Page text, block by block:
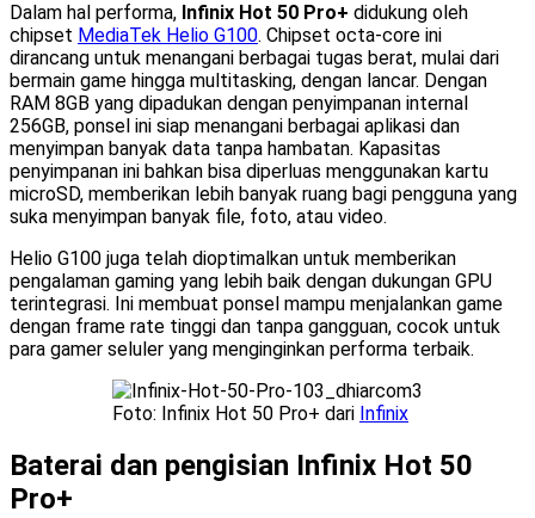
Dalam hal performa, Infinix Hot 50 Pro+ didukung oleh
chipset MediaTek Helio G100. Chipset octa-core ini
dirancang untuk menangani berbagai tugas berat, mulai dari
bermain game hingga multitasking, dengan lancar. Dengan
RAM 8GB yang dipadukan dengan penyimpanan internal
256GB, ponsel ini siap menangani berbagai aplikasi dan
menyimpan banyak data tanpa hambatan. Kapasitas
penyimpanan ini bahkan bisa diperluas menggunakan kartu
microSD, memberikan lebih banyak ruang bagi pengguna yang
suka menyimpan banyak file, foto, atau video.
Helio G100 juga telah dioptimalkan untuk memberikan
pengalaman gaming yang lebih baik dengan dukungan GPU
terintegrasi. Ini membuat ponsel mampu menjalankan game
dengan frame rate tinggi dan tanpa gangguan, cocok untuk
para gamer seluler yang menginginkan performa terbaik.
Foto: Infinix Hot 50 Pro+ dari Infinix
Baterai dan pengisian Infinix Hot 50
Pro+